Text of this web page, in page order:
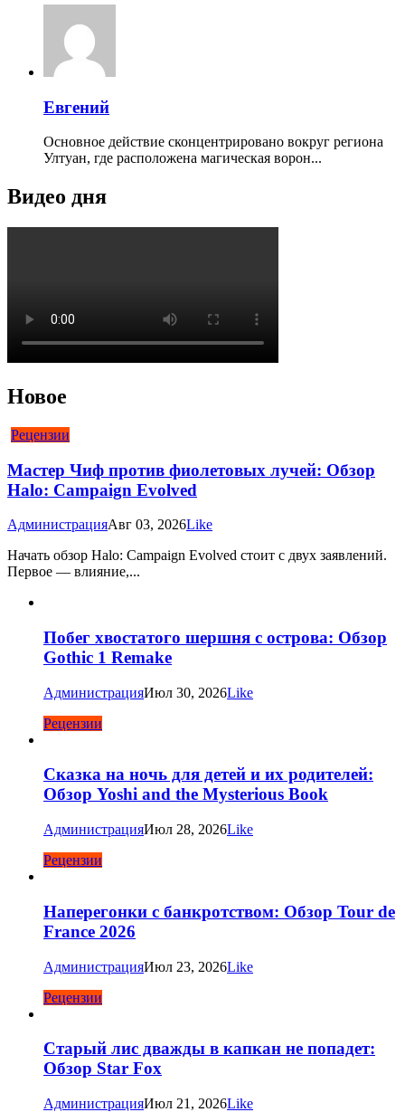
Евгений
Основное действие сконцентрировано вокруг региона
Ултуан, где расположена магическая ворон...
Видео дня
Новое
Рецензии
Мастер Чиф против фиолетовых лучей: Обзор
Halo: Campaign Evolved
АдминистрацияАвг 03, 2026Like
Начать обзор Halo: Campaign Evolved стоит с двух заявлений.
Первое — влияние,...
Побег хвостатого шершня с острова: Обзор
Gothic 1 Remake
АдминистрацияИюл 30, 2026Like
Рецензии
Сказка на ночь для детей и их родителей:
Обзор Yoshi and the Mysterious Book
АдминистрацияИюл 28, 2026Like
Рецензии
Наперегонки с банкротством: Обзор Tour de
France 2026
АдминистрацияИюл 23, 2026Like
Рецензии
Старый лис дважды в капкан не попадет:
Обзор Star Fox
АдминистрацияИюл 21, 2026Like